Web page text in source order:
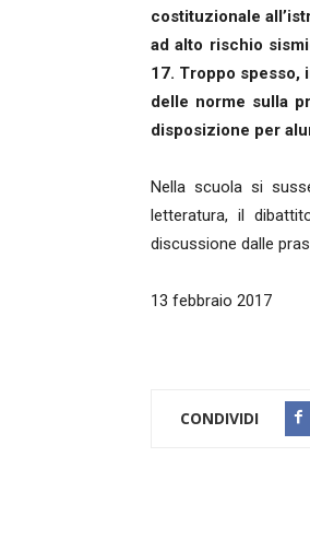
costituzionale
ad alto rischio
17. Troppo spesso,
delle norme sulla
disposizione per
Nella scuola si
letteratura, il
discussione dalle
13 febbraio 2017
CONDIVIDI